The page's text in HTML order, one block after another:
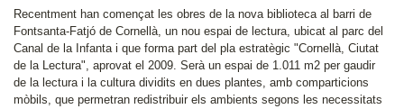
Recentment han començat les obres de la nova biblioteca al barri de
Fontsanta-Fatjó de Cornellà, un nou espai de lectura, ubicat al parc del
Canal de la Infanta i que forma part del pla estratègic "Cornellà, Ciutat
de la Lectura", aprovat el 2009. Serà un espai de 1.011 m2 per gaudir
de la lectura i la cultura dividits en dues plantes, amb comparticions
mòbils, que permetran redistribuir els ambients segons les necessitats